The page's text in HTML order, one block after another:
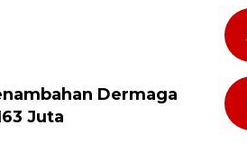
Dermaga
Juta